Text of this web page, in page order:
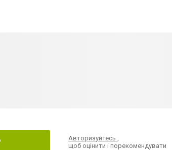
Авторизуйтесь,
щоб оцінити і порекомендувати